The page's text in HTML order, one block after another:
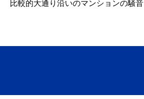
比較的大通り沿いのマンションの騒音